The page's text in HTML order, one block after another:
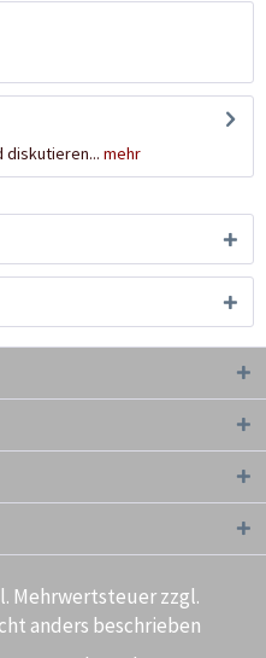
diskutieren... mehr
Mehrwertsteuer zzgl.
anders beschrieben